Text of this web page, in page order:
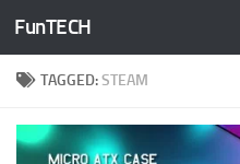
Skip to content
FunTECH
TAGGED:STEAM